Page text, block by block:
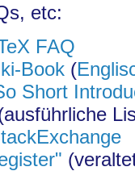
etc:
FAQ
Book (
Short